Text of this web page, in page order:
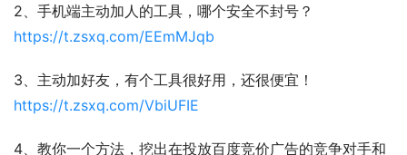
2、手机端主动加人的工具，哪个安全不封号？
https://t.zsxq.com/EEmMJqb
3、主动加好友，有个工具很好用，还很便宜！
https://t.zsxq.com/VbiUFIE
4、教你一个方法，挖出在投放百度竞价广告的竞争对手和